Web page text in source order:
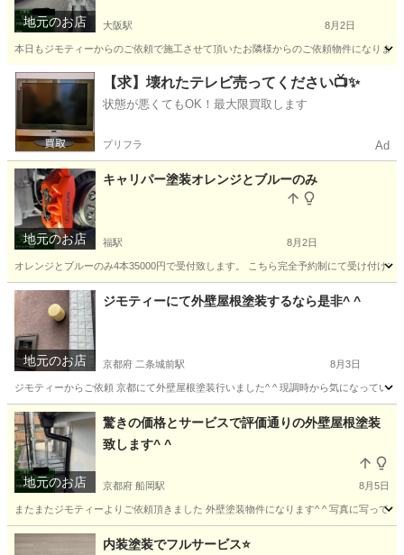
地元のお店 大阪駅 8月2日
本日もジモティーからのご依頼で施工させて頂いたお隣様からのご依頼物件になりま
大阪 大阪市 大阪駅 リフォーム 外壁
【求】壊れたテレビ売ってください📺✨
状態が悪くてもOK！最大限買取します
プリフラ Ad
地元のお店
キャリパー塗装オレンジとブルーのみ
福駅 8月2日
オレンジとブルーのみ4本35000円で受付致します。 こちら完全予約制にて受け付け
大阪 大阪市 取り外し
地元のお店
ジモティーにて外壁屋根塗装するなら是非^ ^
京都府 二条城前駅 8月3日
ジモティーからご依頼 京都にて外壁屋根塗装行いました^ ^ 現調時から気になってい
京都 京都市 二条城前駅 その他 外壁
地元のお店
驚きの価格とサービスで評価通りの外壁屋根塗装
致します^ ^
京都府 船岡駅 8月5日
またまたジモティーよりご依頼頂きました 外壁塗装物件になります^ ^ 写真に写って
京都 南丹市 船岡駅 リフォーム
内装塗装でフルサービス⭐️